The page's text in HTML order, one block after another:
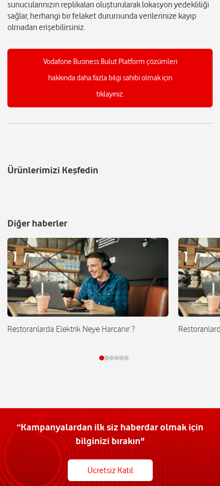
sunucularınızın replikaları oluşturularak lokasyon yedekliliği
sağlar, herhangi bir felaket durumunda verilerinize kayıp
olmadan erişebilirsiniz.
Vodafone Business Bulut Platform çözümleri
hakkında daha fazla bilgi sahibi olmak için
tıklayınız.
Ürünlerimizi Keşfedin
Diğer haberler
Restoranlarda Elektrik Neye Harcanır ?
“Kampanyalardan ilk siz haberdar olmak için
bilginizi bırakın"
Ücretsiz Katıl